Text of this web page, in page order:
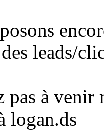
leads/
pas à
logan.ds